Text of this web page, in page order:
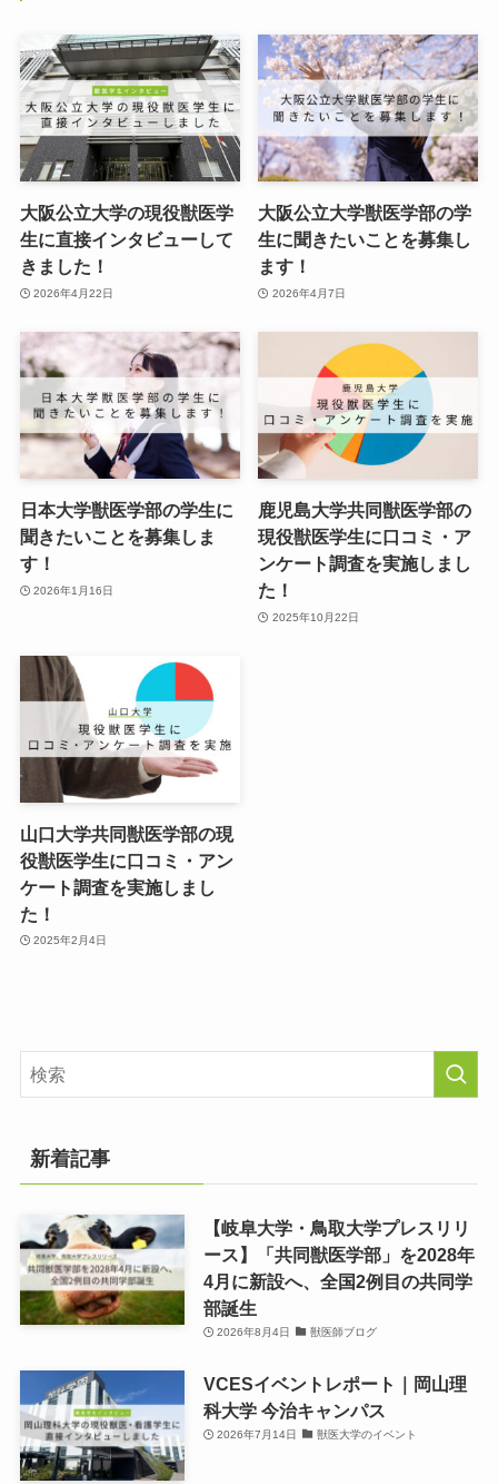
大阪公立大学の現役獣医学
生に直接インタビューして
きました！
2026年4月22日
大阪公立大学獣医学部の学
生に聞きたいことを募集し
ます！
2026年4月7日
日本大学獣医学部の学生に
聞きたいことを募集しま
す！
2026年1月16日
鹿児島大学共同獣医学部の
現役獣医学生に口コミ・ア
ンケート調査を実施しまし
た！
2025年10月22日
山口大学共同獣医学部の現
役獣医学生に口コミ・アン
ケート調査を実施しまし
た！
2025年2月4日
新着記事
【岐阜大学・鳥取大学プレスリリ
ース】「共同獣医学部」を2028年
4月に新設へ、全国2例目の共同学
部誕生
2026年8月4日 獣医師ブログ
VCESイベントレポート｜岡山理
科大学 今治キャンパス
2026年7月14日 獣医大学のイベント